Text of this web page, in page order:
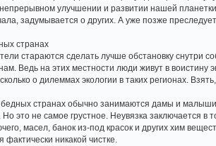
непрерывном улучшении и развитии нашей
задумывается о других. А уже позже
странах
стараются сделать лучше обстановку снутри
Ведь на этих местности люди живут в воистину
о дилеммах экологии в таких регионах.
странах обычно занимаются дамы и
это не самое грустное. Неувязка заключается
масел, банок из-под красок и других хим
никакой чистке.